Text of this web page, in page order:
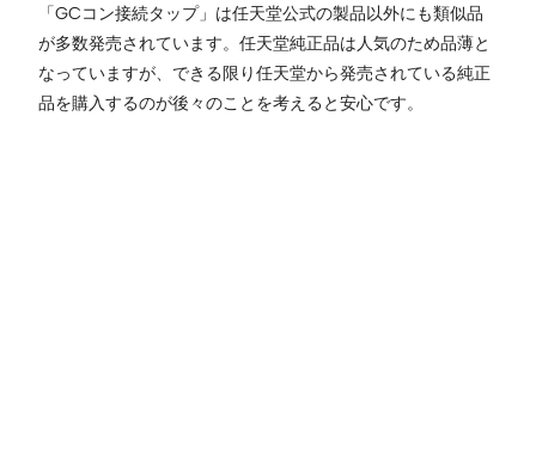
「GCコン接続タップ」は任天堂公式の製品以外にも類似品
が多数発売されています。任天堂純正品は人気のため品薄と
なっていますが、できる限り任天堂から発売されている純正
品を購入するのが後々のことを考えると安心です。